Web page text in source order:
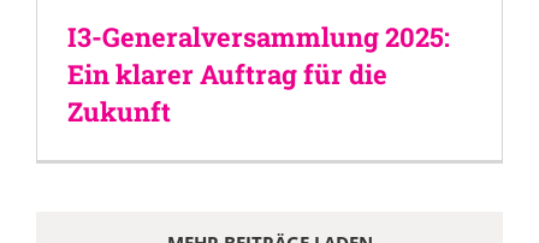
I3-Generalversammlung 2025:
Ein klarer Auftrag für die
Zukunft